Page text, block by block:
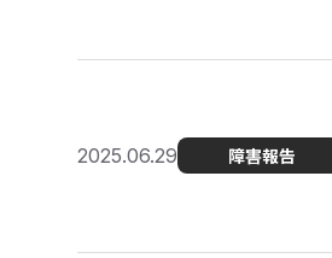
2025.06.29 障害報告